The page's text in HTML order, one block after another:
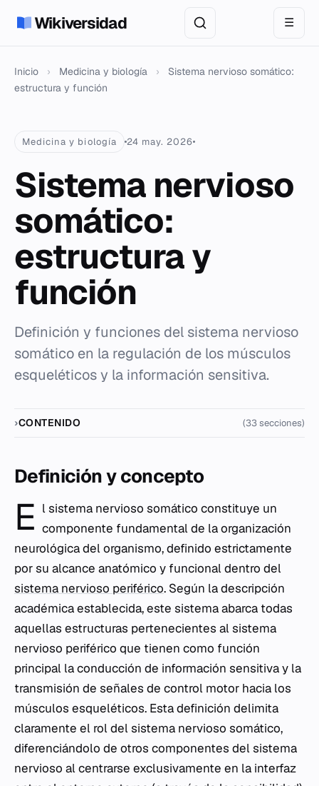
Wikiversidad ☰
Inicio › Medicina y biología ›
Sistema nervioso somático:
estructura y función
Medicina y biología 24 may. 2026
Sistema nervioso
somático:
estructura y
función
Definición y funciones del sistema nervioso
somático en la regulación de los músculos
esqueléticos y la información sensitiva.
CONTENIDO (33 secciones)
Definición y concepto
E l sistema nervioso somático constituye un
componente fundamental de la organización
neurológica del organismo, definido estrictamente
por su alcance anatómico y funcional dentro del
sistema nervioso periférico. Según la descripción
académica establecida, este sistema abarca todas
aquellas estructuras pertenecientes al sistema
nervioso periférico que tienen como función
principal la conducción de información sensitiva y la
transmisión de señales de control motor hacia los
músculos esqueléticos. Esta definición delimita
claramente el rol del sistema nervioso somático,
diferenciándolo de otros componentes del sistema
nervioso al centrarse exclusivamente en la interfaz